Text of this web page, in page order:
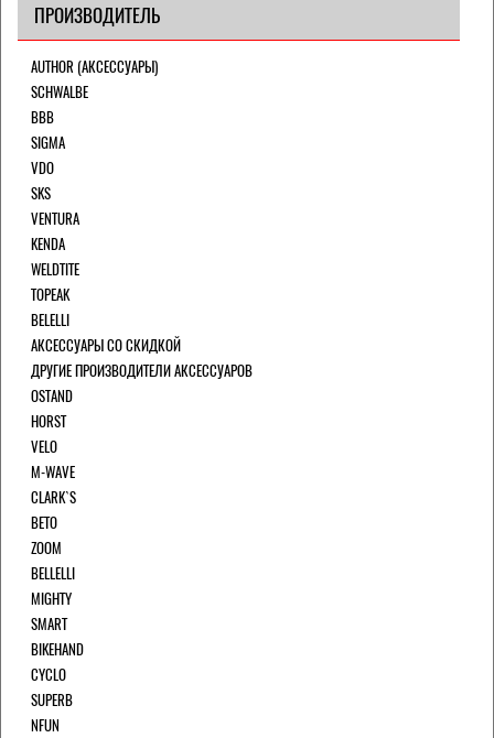
ПРОИЗВОДИТЕЛЬ
AUTHOR (АКСЕССУАРЫ)
SCHWALBE
BBB
SIGMA
VDO
SKS
VENTURA
KENDA
WELDTITE
TOPEAK
BELELLI
АКСЕССУАРЫ СО СКИДКОЙ
ДРУГИЕ ПРОИЗВОДИТЕЛИ АКСЕССУАРОВ
OSTAND
HORST
VELO
M-WAVE
CLARK`S
BETO
ZOOM
BELLELLI
MIGHTY
SMART
BIKEHAND
CYCLO
SUPERB
NFUN